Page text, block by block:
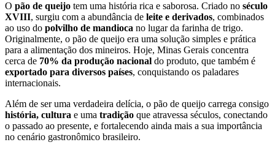
O pão de queijo tem uma história rica e saborosa. Criado no século
XVIII, surgiu com a abundância de leite e derivados, combinados
ao uso do polvilho de mandioca no lugar da farinha de trigo.
Originalmente, o pão de queijo era uma solução simples e prática
para a alimentação dos mineiros. Hoje, Minas Gerais concentra
cerca de 70% da produção nacional do produto, que também é
exportado para diversos países, conquistando os paladares
internacionais.
Além de ser uma verdadeira delícia, o pão de queijo carrega consigo
história, cultura e uma tradição que atravessa séculos, conectando
o passado ao presente, e fortalecendo ainda mais a sua importância
no cenário gastronômico brasileiro.